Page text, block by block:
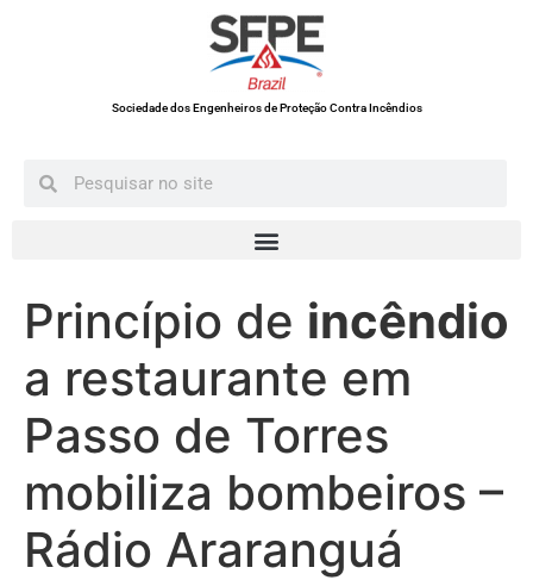
Sociedade dos Engenheiros de Proteção Contra Incêndios
Princípio de incêndio
a restaurante em
Passo de Torres
mobiliza bombeiros –
Rádio Araranguá